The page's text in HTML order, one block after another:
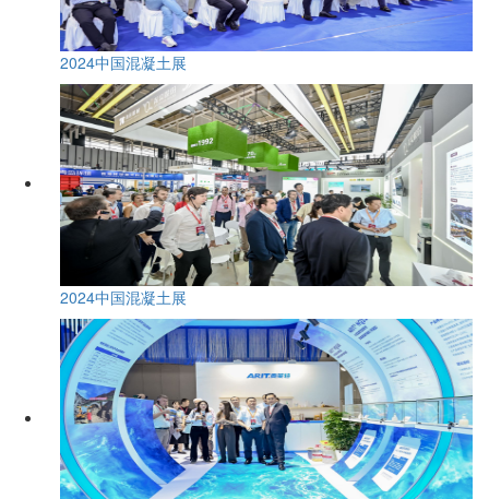
2024中国混凝土展
2024中国混凝土展